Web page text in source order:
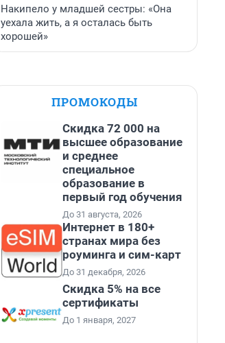
Накипело у младшей сестры: «Она
уехала жить, а я осталась быть
хорошей»
ПРОМОКОДЫ
Скидка 72 000 на
высшее образование
и среднее
специальное
образование в
первый год обучения
До 31 августа, 2026
Интернет в 180+
странах мира без
роуминга и сим-карт
До 31 декабря, 2026
Скидка 5% на все
сертификаты
До 1 января, 2027